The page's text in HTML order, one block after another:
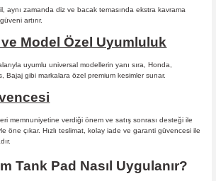
aynı zamanda diz ve bacak temasında ekstra kavrama
artırır.
Model Özel Uyumluluk
uyumlu universal modellerin yanı sıra, Honda,
Bajaj gibi markalara özel premium kesimler sunar.
memnuniyetine verdiği önem ve satış sonrası desteği ile
öne çıkar. Hızlı teslimat, kolay iade ve garanti güvencesi ile
Tank Pad Nasıl Uygulanır?